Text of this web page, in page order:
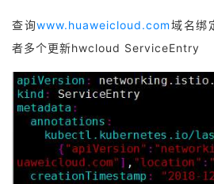
查询www.huaweicloud.com域名绑
者多个更新hwcloud ServiceEntry